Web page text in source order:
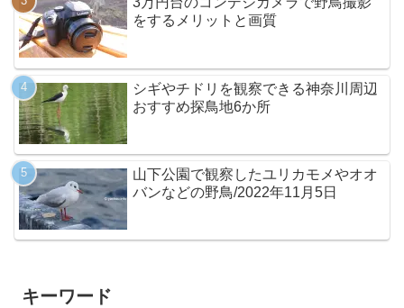
をするメリットと画質
シギやチドリを観察できる神奈川周辺
おすすめ探鳥地6か所
山下公園で観察したユリカモメやオオ
バンなどの野鳥/2022年11月5日
キーワード